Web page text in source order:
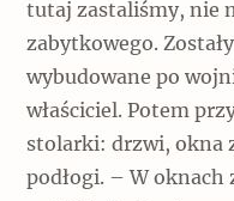
tutaj zastaliśmy, nie
zabytkowego.
wybudowane po
właściciel. Potem
stolarki: drzwi, okna
podłogi. – W